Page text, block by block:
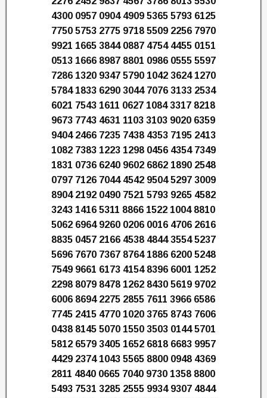
4300 0957 0904 4909 5365 5793 6125
7750 5753 2775 9718 5509 2256 7970
9921 1665 3844 0887 4754 4455 0151
0513 1666 8987 8801 0986 0555 5597
7286 1320 9347 5790 1042 3624 1270
5784 1833 6290 3044 7076 3133 2534
6021 7543 1611 0627 1084 3317 8218
9673 7743 4631 1103 3103 9020 6359
9404 2466 7235 7438 4353 7195 2413
1082 7383 1223 1298 0456 4354 7349
1831 0736 6240 9602 6862 1890 2548
0797 7126 7044 4542 9504 5297 3009
8904 2192 0490 7521 5793 9265 4582
3243 1416 5311 8866 1522 1004 8810
5062 6964 9260 0206 0016 4706 2616
8835 0457 2166 4538 4844 3554 5237
5696 7670 7367 8764 1886 6200 5248
7549 9661 6173 4154 8396 6001 1252
2298 8079 8478 1262 8430 5619 9702
6006 8694 2275 2855 7611 3966 6586
7745 2415 4770 1020 3765 8743 7606
0438 8145 5070 1550 3503 0144 5701
5812 6579 3405 1652 6818 6683 9957
4429 2374 1043 5565 8800 0948 4369
2811 4840 0665 7040 9730 1358 8800
5493 7531 3285 2555 9934 9307 4844